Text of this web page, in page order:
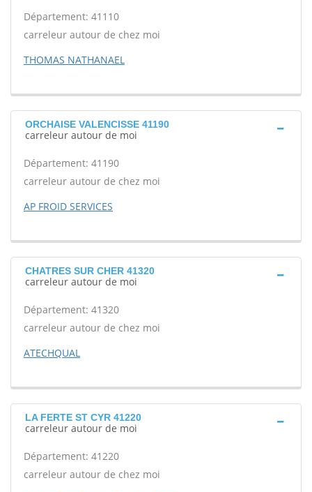
Département: 41110
carreleur autour de chez moi
THOMAS NATHANAEL
ORCHAISE VALENCISSE 41190
carreleur autour de moi
Département: 41190
carreleur autour de chez moi
AP FROID SERVICES
CHATRES SUR CHER 41320
carreleur autour de moi
Département: 41320
carreleur autour de chez moi
ATECHQUAL
LA FERTE ST CYR 41220
carreleur autour de moi
Département: 41220
carreleur autour de chez moi